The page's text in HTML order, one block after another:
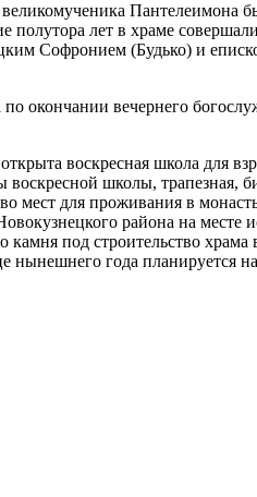
Пантелеимона
полутора лет в храме
Софронием (Будько) и
окончании вечернего
воскресная школа для
школы, трапезная,
мест для проживания в
района на месте
под строительство храма
года планируется